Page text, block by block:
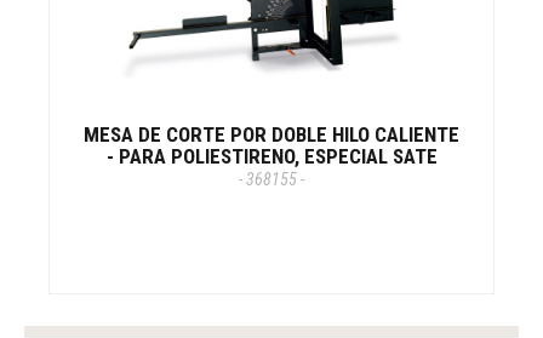
MESA DE CORTE POR DOBLE HILO CALIENTE
- PARA POLIESTIRENO, ESPECIAL SATE
- 368155 -